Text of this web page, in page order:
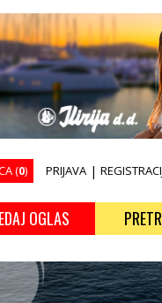
(0) PRIJAVA |
OGLAS